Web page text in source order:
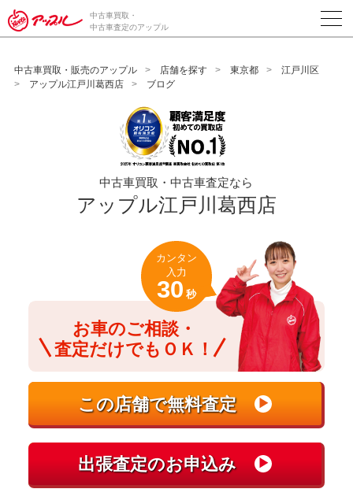
/*ABテスト_新規査定フォームの為のCVボタン*/
中古車買取・
中古車査定のアップル
中古車買取・販売のアップル 店舗を探す 東京都
江戸川区
アップル江戸川葛西店
ブログ
中古車買取・中古車査定なら
アップル江戸川葛西店
お車のご相談・
査定だけでもＯＫ！
カンタン
入力
30 秒